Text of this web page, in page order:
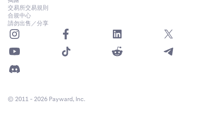
交易所交易規則
合規中心
請勿出售／分享
© 2011 - 2026 Payward, Inc.